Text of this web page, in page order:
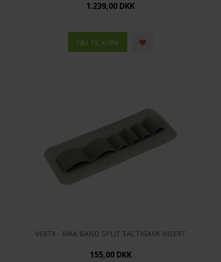
1.239,00 DKK
VERTX - MAK BAND SPLIT TACTIGAMI INSERT
155,00 DKK